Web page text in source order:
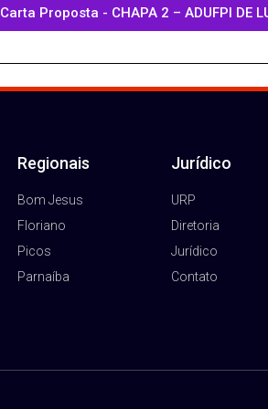
Carta Proposta - CHAPA 2 – ADUFPI
Regionais
Bom Jesus
Floriano
Picos
Parnaíba
Jurídico
URP
Diretoria
Jurídico
Contato